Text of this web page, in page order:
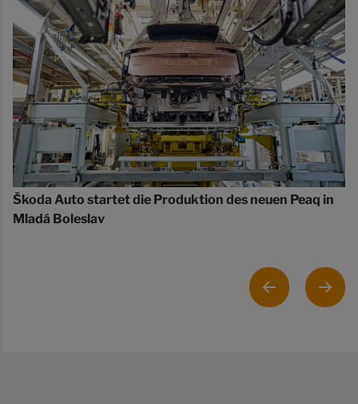
Škoda Auto startet die Produktion des neuen Peaq in
Mladá Boleslav